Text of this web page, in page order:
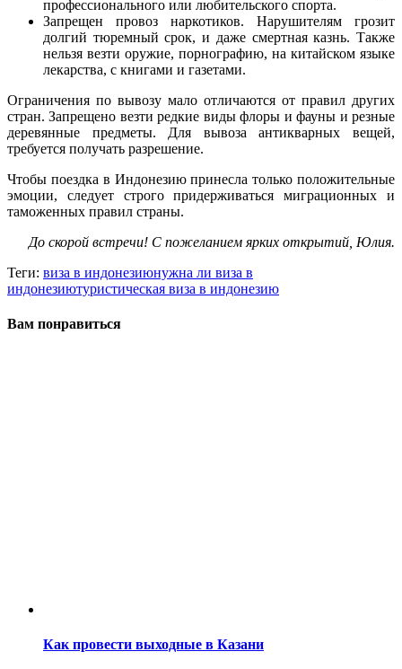
профессионального или любительского спорта.
Запрещен провоз наркотиков. Нарушителям грозит
долгий тюремный срок, и даже смертная казнь. Также
нельзя везти оружие, порнографию, на китайском языке
лекарства, с книгами и газетами.
Ограничения по вывозу мало отличаются от правил других
стран. Запрещено везти редкие виды флоры и фауны и резные
деревянные предметы. Для вывоза антикварных вещей,
требуется получать разрешение.
Чтобы поездка в Индонезию принесла только положительные
эмоции, следует строго придерживаться миграционных и
таможенных правил страны.
До скорой встречи! С пожеланием ярких открытий, Юлия.
Теги: виза в индонезиюнужна ли виза в
индонезиютуристическая виза в индонезию
Вам понравиться
Как провести выходные в Казани